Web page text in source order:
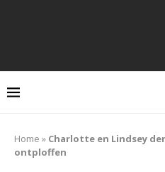
Home » Charlotte en Lindsey
ontploffen